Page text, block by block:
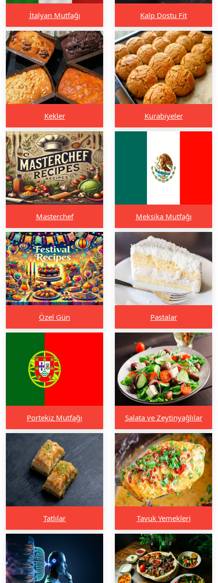
İtalyan Mutfağı Kalp Dostu Fit
Kekler Kurabiyeler
Masterchef Meksika Mutfağı
Özel Gün Pastalar
Portekiz Mutfağı Salata ve Zeytinyağlılar
Tatlılar Tavuk Yemekleri